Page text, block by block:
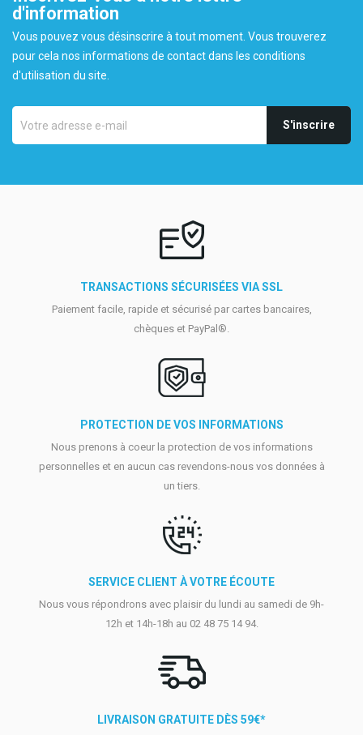
d'information
Vous pouvez vous désinscrire à tout moment. Vous trouverez
pour cela nos informations de contact dans les conditions
d'utilisation du site.
TRANSACTIONS SÉCURISÉES VIA SSL
Paiement facile, rapide et sécurisé par cartes bancaires,
chèques et PayPal®.
PROTECTION DE VOS INFORMATIONS
Nous prenons à coeur la protection de vos informations
personnelles et en aucun cas revendons-nous vos données à
un tiers.
SERVICE CLIENT À VOTRE ÉCOUTE
Nous vous répondrons avec plaisir du lundi au samedi de 9h-
12h et 14h-18h au 02 48 75 14 94.
LIVRAISON GRATUITE DÈS 59€*